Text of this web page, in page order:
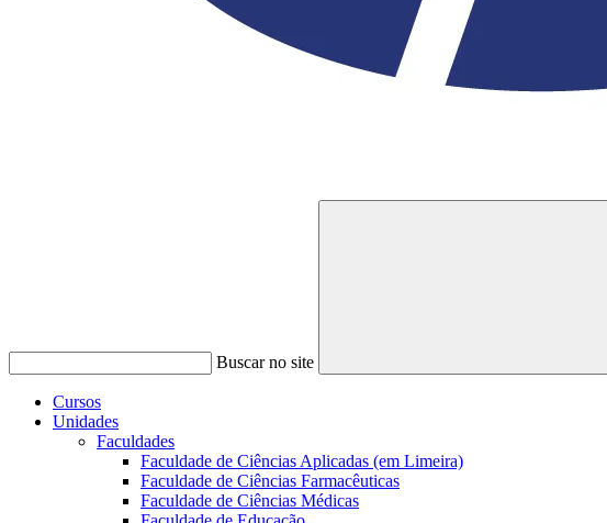
Buscar no site
Buscar
Cursos
Unidades
Faculdades
Faculdade de Ciências Aplicadas (em Limeira)
Faculdade de Ciências Farmacêuticas
Faculdade de Ciências Médicas